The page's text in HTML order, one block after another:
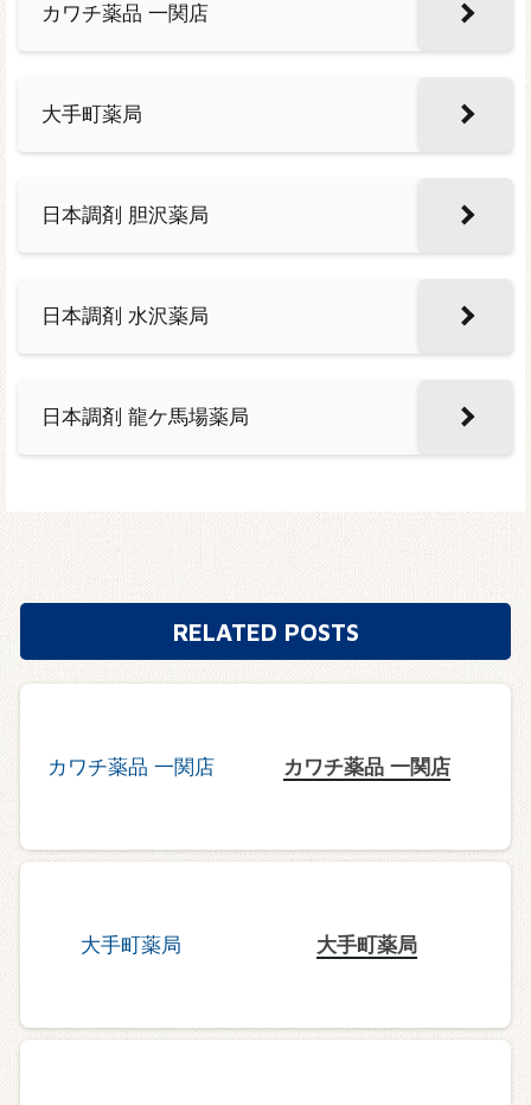
カワチ薬品 一関店
大手町薬局
日本調剤 胆沢薬局
日本調剤 水沢薬局
日本調剤 龍ケ馬場薬局
RELATED POSTS
カワチ薬品 一関店
大手町薬局